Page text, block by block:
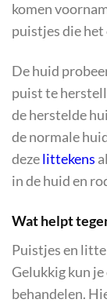
komen
puistjes die het
De huid
puist te
de herstelde
de normale
dezelittekens
in de huid en
Wat helpt
Puistjes en
Gelukkig kun
behandelen.